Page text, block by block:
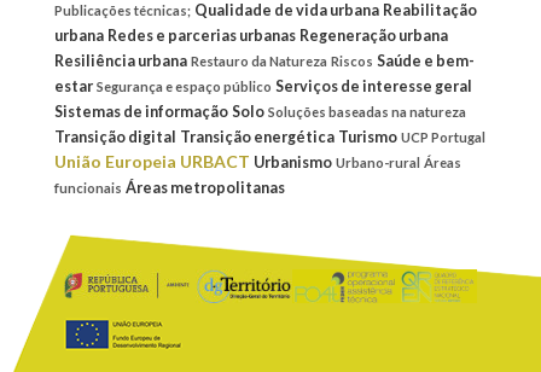
Publicações técnicas; Qualidade de vida urbana Reabilitação
urbana Redes e parcerias urbanas Regeneração urbana
Resiliência urbana Restauro da Natureza Riscos Saúde e bem-
estar Segurança e espaço público Serviços de interesse geral
Sistemas de informação Solo Soluções baseadas na natureza
Transição digital Transição energética Turismo UCP Portugal
União Europeia URBACT Urbanismo Urbano-rural Áreas
funcionais Áreas metropolitanas